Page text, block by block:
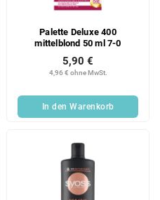
Palette Deluxe 400
mittelblond 50 ml 7-0
4,96 € ohne MwSt.
5,90 €
In den Warenkorb